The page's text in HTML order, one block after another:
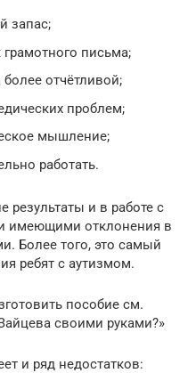
запас;
письма;
более отчётливой;
проблем;
мышление;
работать.
результаты и в работе с
имеющими отклонения в
Более того, это самый
ребят с аутизмом.
пособие см.
своими руками?»
и ряд недостатков: